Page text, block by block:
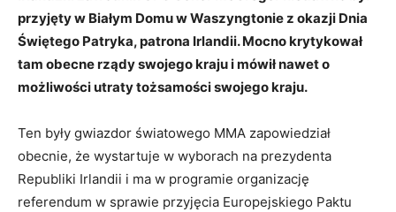
przyjęty w Białym Domu w Waszyngtonie z okazji Dnia
Świętego Patryka, patrona Irlandii. Mocno krytykował
tam obecne rządy swojego kraju i mówił nawet o
możliwości utraty tożsamości swojego kraju.
Ten były gwiazdor światowego MMA zapowiedział
obecnie, że wystartuje w wyborach na prezydenta
Republiki Irlandii i ma w programie organizację
referendum w sprawie przyjęcia Europejskiego Paktu